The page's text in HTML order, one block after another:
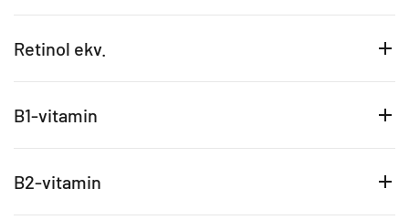
Retinol ekv.
B1-vitamin
B2-vitamin